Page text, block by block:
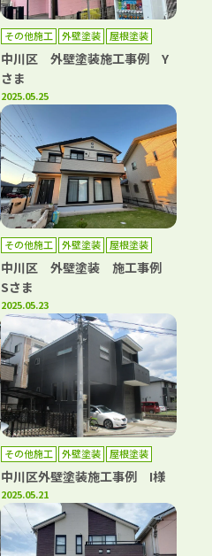
その他施工 外壁塗装 屋根塗装
中川区 外壁塗装施工事例 Y
さま
2025.05.25
その他施工 外壁塗装 屋根塗装
中川区 外壁塗装 施工事例
Sさま
2025.05.23
その他施工 外壁塗装 屋根塗装
中川区外壁塗装施工事例 I様
2025.05.21